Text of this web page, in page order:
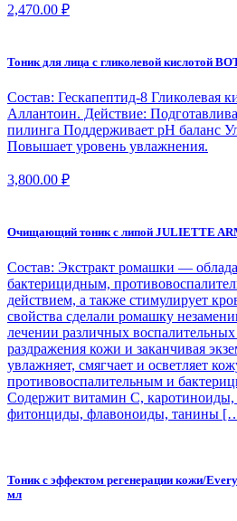
2,470.00 ₽
Тоник для лица с гликолевой кислотой
Состав: Гескапептид-8 Гликолевая
Аллантоин. Действие:
пилинга Поддерживает pH баланс
Повышает уровень увлажнения.
3,800.00 ₽
Очищающий тоник с липой JULIETTE
Состав: Экстракт ромашки —
бактерицидным,
действием, а также стимулирует
свойства сделали ромашку
лечении различных
раздражения кожи и заканчивая
увлажняет, смягчает и осветляет
противовоспалительным и
Содержит витамин С, каротиноиды,
фитонциды, флавоноиды, танины
Тоник с эффектом регенерации кожи/
мл